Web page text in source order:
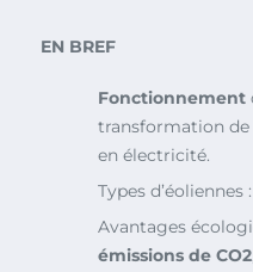
EN BREF
Fonctionnement
transformation de
en électricité.
Types d’éoliennes :
Avantages
émissions de CO2